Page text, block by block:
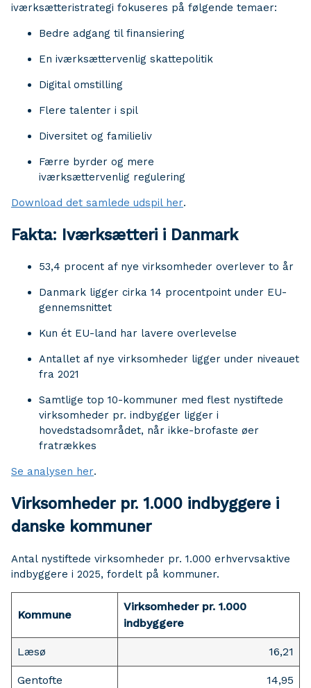
iværksætteristrategi fokuseres på følgende temaer:
Bedre adgang til finansiering
En iværksættervenlig skattepolitik
Digital omstilling
Flere talenter i spil
Diversitet og familieliv
Færre byrder og mere
iværksættervenlig regulering
Download det samlede udspil her.
Fakta: Iværksætteri i Danmark
53,4 procent af nye virksomheder overlever to år
Danmark ligger cirka 14 procentpoint under EU-
gennemsnittet
Kun ét EU-land har lavere overlevelse
Antallet af nye virksomheder ligger under niveauet
fra 2021
Samtlige top 10-kommuner med flest nystiftede
virksomheder pr. indbygger ligger i
hovedstadsområdet, når ikke-brofaste øer
fratrækkes
Se analysen her.
Virksomheder pr. 1.000 indbyggere i
danske kommuner
Antal nystiftede virksomheder pr. 1.000 erhvervsaktive
indbyggere i 2025, fordelt på kommuner.
Kommune
Virksomheder pr. 1.000
indbyggere
Læsø 16,21
Gentofte 14,95